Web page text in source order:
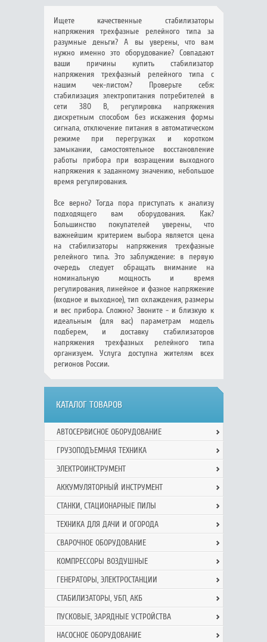
Ищете качественные стабилизаторы
напряжения трехфазные релейного типа за
разумные деньги? А вы уверены, что вам
нужно именно это оборудование? Совпадают
ваши причины купить стабилизатор
напряжения трехфазный релейного типа с
нашим чек-листом? Проверьте себя:
стабилизация электропитания потребителей в
сети 380 В, регулировка напряжения
дискретным способом без искажения формы
сигнала, отключение питания в автоматическом
режиме при перегрузках и коротком
замыкании, самостоятельное восстановление
работы прибора при возращении выходного
напряжения к заданному значению, небольшое
время регулирования.
Все верно? Тогда пора приступать к анализу
подходящего вам оборудования. Как?
Большинство покупателей уверены, что
важнейшим критерием выбора является цена
на стабилизаторы напряжения трехфазные
релейного типа. Это заблуждение: в первую
очередь следует обращать внимание на
номинальную мощность и время
регулирования, линейное и фазное напряжение
(входное и выходное), тип охлаждения, размеры
и вес прибора. Сложно? Звоните - и близкую к
идеальным (для вас) параметрам модель
подберем, и доставку стабилизаторов
напряжения трехфазных релейного типа
организуем. Услуга доступна жителям всех
регионов России.
КАТАЛОГ ТОВАРОВ
АВТОСЕРВИСНОЕ ОБОРУДОВАНИЕ
ГРУЗОПОДЪЕМНАЯ ТЕХНИКА
ЭЛЕКТРОИНСТРУМЕНТ
АККУМУЛЯТОРНЫЙ ИНСТРУМЕНТ
СТАНКИ, СТАЦИОНАРНЫЕ ПИЛЫ
ТЕХНИКА ДЛЯ ДАЧИ И ОГОРОДА
СВАРОЧНОЕ ОБОРУДОВАНИЕ
КОМПРЕССОРЫ ВОЗДУШНЫЕ
ГЕНЕРАТОРЫ, ЭЛЕКТРОСТАНЦИИ
СТАБИЛИЗАТОРЫ, УБП, АКБ
ПУСКОВЫЕ, ЗАРЯДНЫЕ УСТРОЙСТВА
НАСОСНОЕ ОБОРУДОВАНИЕ